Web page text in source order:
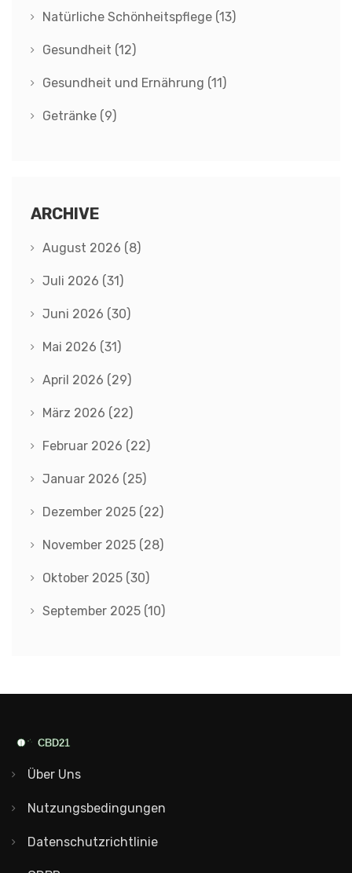
Natürliche Schönheitspflege (13)
Gesundheit (12)
Gesundheit und Ernährung (11)
Getränke (9)
ARCHIVE
August 2026 (8)
Juli 2026 (31)
Juni 2026 (30)
Mai 2026 (31)
April 2026 (29)
März 2026 (22)
Februar 2026 (22)
Januar 2026 (25)
Dezember 2025 (22)
November 2025 (28)
Oktober 2025 (30)
September 2025 (10)
Über Uns
Nutzungsbedingungen
Datenschutzrichtlinie